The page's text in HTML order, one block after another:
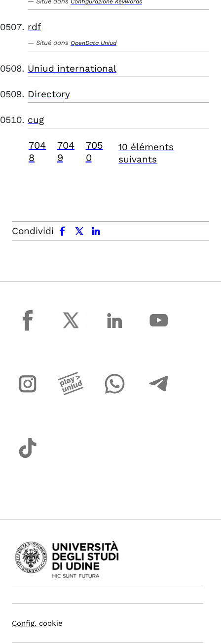
Configurazione Keywords
rdf
Situé dans OpenData Uniud
Uniud international
Directory
cug
704
8
704
9
705
0
10 éléments
suivants
Condividi
facebook x.com linkedin
facebook
Config. cookie